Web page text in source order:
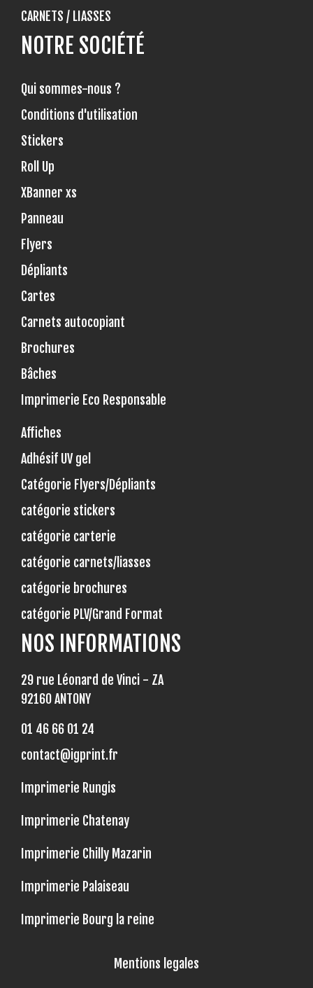
CARNETS / LIASSES
NOTRE SOCIÉTÉ
Qui sommes-nous ?
Conditions d'utilisation
Stickers
Roll Up
XBanner xs
Panneau
Flyers
Dépliants
Cartes
Carnets autocopiant
Brochures
Bâches
Imprimerie Eco Responsable
Affiches
Adhésif UV gel
Catégorie Flyers/Dépliants
catégorie stickers
catégorie carterie
catégorie carnets/liasses
catégorie brochures
catégorie PLV/Grand Format
NOS INFORMATIONS
29 rue Léonard de Vinci - ZA
92160 ANTONY
01 46 66 01 24
contact@igprint.fr
Imprimerie Rungis
Imprimerie Chatenay
Imprimerie Chilly Mazarin
Imprimerie Palaiseau
Imprimerie Bourg la reine
Mentions legales